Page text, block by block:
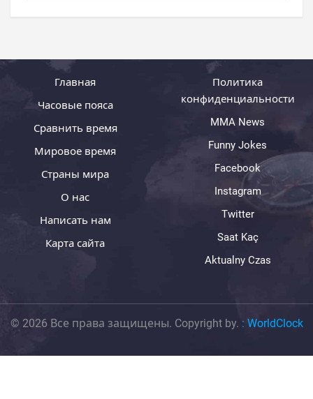
Главная
Часовые пояса
Сравнить время
Мировое время
Страны мира
О нас
Написать нам
Карта сайта
Политика
конфиденциальности
MMA News
Funny Jokes
Facebook
Instagram
Twitter
Saat Kaç
Aktualny Czas
© 2026 Все права защищены. Copyright by. : WorldClock